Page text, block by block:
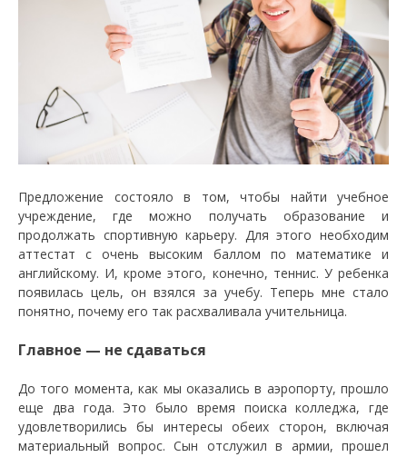
Предложение состояло в том, чтобы найти учебное
учреждение, где можно получать образование и
продолжать спортивную карьеру. Для этого необходим
аттестат с очень высоким баллом по математике и
английскому. И, кроме этого, конечно, теннис. У ребенка
появилась цель, он взялся за учебу. Теперь мне стало
понятно, почему его так расхваливала учительница.
Главное — не сдаваться
До того момента, как мы оказались в аэропорту, прошло
еще два года. Это было время поиска колледжа, где
удовлетворились бы интересы обеих сторон, включая
материальный вопрос. Сын отслужил в армии, прошел